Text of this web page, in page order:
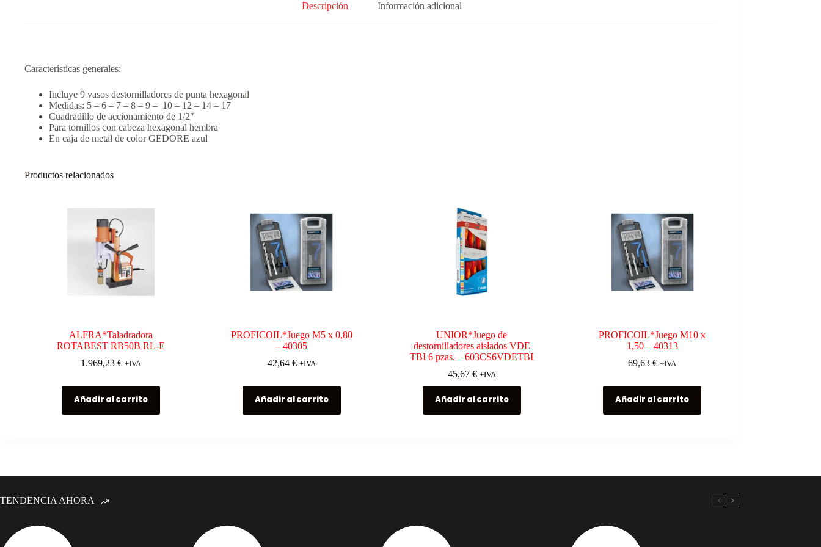
Descripción Información adicional
Características generales:
Incluye 9 vasos destornilladores de punta hexagonal
Medidas: 5 – 6 – 7 – 8 – 9 – 10 – 12 – 14 – 17
Cuadradillo de accionamiento de 1/2″
Para tornillos con cabeza hexagonal hembra
En caja de metal de color GEDORE azul
Productos relacionados
ALFRA*Taladradora
ROTABEST RB50B RL-E
1.969,23€ +IVA
Añadir al carrito
PROFICOIL*Juego M5 x 0,80
– 40305
42,64 € +IVA
Añadir al carrito
UNIOR*Juego de
destornilladores aislados VDE
TBI 6 pzas. – 603CS6VDETBI
45,67 € +IVA
Añadir al carrito
PROFICOIL*Juego M10 x
1,50 – 40313
69,63€ +IVA
Añadir al carrito
TENDENCIA AHORA